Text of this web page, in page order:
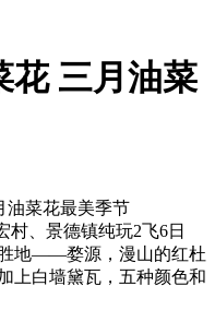
花 三月油菜
油菜花最美季节
村、景德镇纯玩2飞6日
地——婺源，漫山的红杜
上白墙黛瓦，五种颜色和